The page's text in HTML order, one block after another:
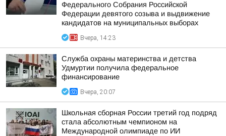
Федерального Собрания Российской
Федерации девятого созыва и выдвижение
кандидатов на муниципальных выборах
Вчера, 14:23
Служба охраны материнства и детства
Удмуртии получила федеральное
финансирование
Вчера, 20:07
Школьная сборная России третий год подряд
стала абсолютным чемпионом на
Международной олимпиаде по ИИ